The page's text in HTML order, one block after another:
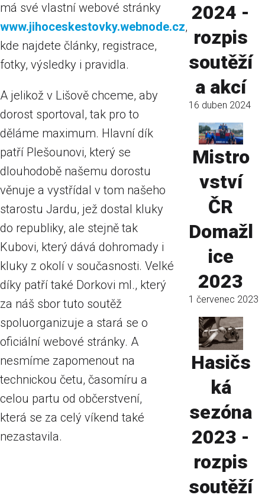
má své vlastní webové stránky
www.jihoceskestovky.webnode.cz,
kde najdete články, registrace,
fotky, výsledky i pravidla.
A jelikož v Lišově chceme, aby
dorost sportoval, tak pro to
děláme maximum. Hlavní dík
patří Plešounovi, který se
dlouhodobě našemu dorostu
věnuje a vystřídal v tom našeho
starostu Jardu, jež dostal kluky
do republiky, ale stejně tak
Kubovi, který dává dohromady i
kluky z okolí v současnosti. Velké
díky patří také Dorkovi ml., který
za náš sbor tuto soutěž
spoluorganizuje a stará se o
oficiální webové stránky. A
nesmíme zapomenout na
technickou četu, časomíru a
celou partu od občerstvení,
která se za celý víkend také
nezastavila.
2024 -
rozpis
soutěží
a akcí
16 duben 2024
Mistro
vství
ČR
Domažl
ice
2023
1 červenec 2023
Hasičs
ká
sezóna
2023 -
rozpis
soutěží